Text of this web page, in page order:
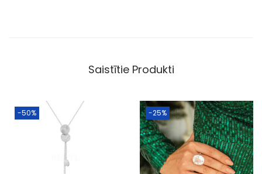
Saistītie Produkti
-50% -25%